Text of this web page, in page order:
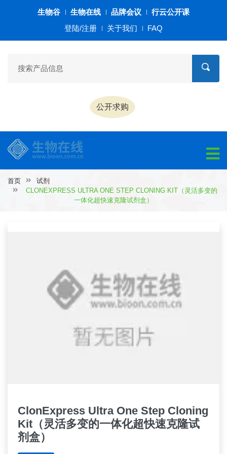
生物谷 生物在线 品牌会议
行云公开课
登陆/注册
关于我们 FAQ
公开求购
首页
试剂
CLONEXPRESS ULTRA ONE STEP CLONING KIT（灵活多变的
一体化超快速克隆试剂盒）
ClonExpress Ultra One Step Cloning
Kit（灵活多变的一体化超快速克隆试
剂盒）